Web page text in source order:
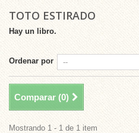
TOTO ESTIRADO
Hay un libro.
Ordenar por
Comparar (0)
Mostrando 1 - 1 de 1 item